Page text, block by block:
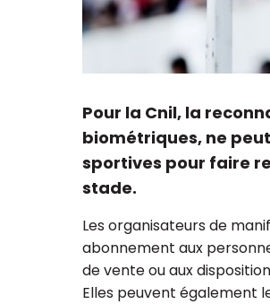
Pour la Cnil, la
biométriques, ne
sportives pour faire
stade.
Les organisateurs de
abonnement aux
de vente ou aux
Elles peuvent également
et regroupement
: à quoi faut-il